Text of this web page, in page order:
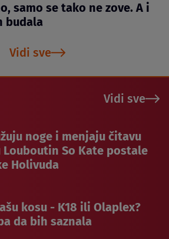
samo se tako ne zove. A i
budala
Vidi sve
Vidi sve
noge i menjaju čitavu
So Kate postale
Holivuda
kosu - K18 ili Olaplex?
da bih saznala